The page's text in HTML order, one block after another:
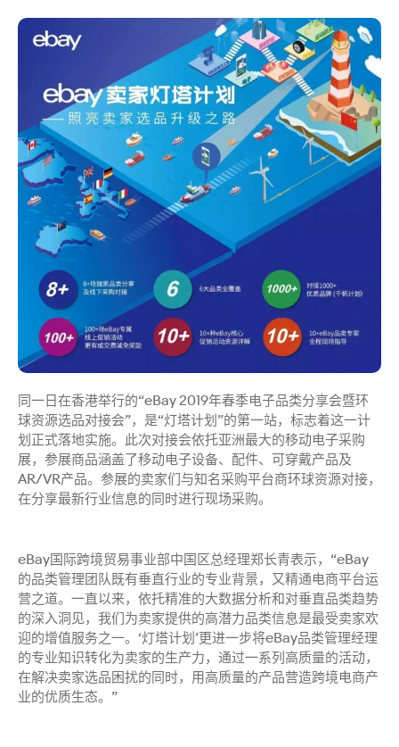
同一日在香港举行的“eBay 2019年春季电子品类分享会暨环
球资源选品对接会”，是“灯塔计划”的第一站，标志着这一计
划正式落地实施。此次对接会依托亚洲最大的移动电子采购
展，参展商品涵盖了移动电子设备、配件、可穿戴产品及
AR/VR产品。参展的卖家们与知名采购平台商环球资源对接，
在分享最新行业信息的同时进行现场采购。
eBay国际跨境贸易事业部中国区总经理郑长青表示，“eBay
的品类管理团队既有垂直行业的专业背景，又精通电商平台运
营之道。一直以来，依托精准的大数据分析和对垂直品类趋势
的深入洞见，我们为卖家提供的高潜力品类信息是最受卖家欢
迎的增值服务之一。‘灯塔计划’更进一步将eBay品类管理经理
的专业知识转化为卖家的生产力，通过一系列高质量的活动，
在解决卖家选品困扰的同时，用高质量的产品营造跨境电商产
业的优质生态。”